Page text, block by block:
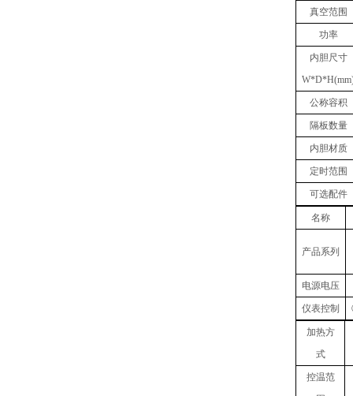
真空范围
功率
内胆尺寸
W*D*
公称容积
隔板数量
内胆材质
定时范围
可选配件
名称
产品系列
电源电压
仪表控制
加热方
式
控温范